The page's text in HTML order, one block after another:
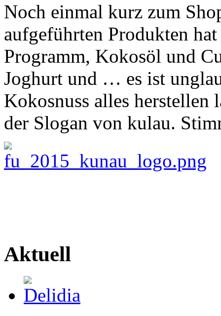
Noch einmal kurz zum
aufgeführten Produkten
Programm, Kokosöl und
Joghurt und … es ist
Kokosnuss alles herstellen
der Slogan von kulau.
Aktuell